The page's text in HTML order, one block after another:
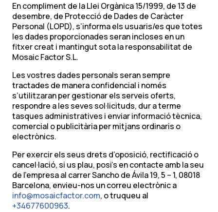
En compliment de la Llei Orgànica 15/1999, de 13 de
desembre, de Protecció de Dades de Caràcter
Personal (LOPD), s’informa els usuaris/es que totes
les dades proporcionades seran incloses en un
fitxer creat i mantingut sota la responsabilitat de
Mosaic Factor S.L.
Les vostres dades personals seran sempre
tractades de manera confidencial i només
s’utilitzaran per gestionar els serveis oferts,
respondre a les seves sol·licituds, dur a terme
tasques administratives i enviar informació tècnica,
comercial o publicitària per mitjans ordinaris o
electrònics.
Per exercir els seus drets d’oposició, rectificació o
cancel·lació, si us plau, posi’s en contacte amb la seu
de l’empresa al carrer Sancho de Ávila 19, 5 – 1, 08018
Barcelona, envieu-nos un correu electrònic a
info@mosaicfactor.com, o truqueu al
+34677600963.